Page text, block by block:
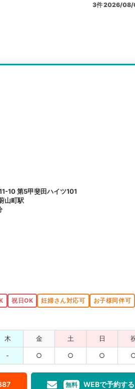
3件2026/08/
10 第5甲斐田ハイツ101
山町駅
祝日OK 妊婦さん対応可
お子様同伴可
木 金 土 日
- ○ ○ ○
無料 WEBで予約する